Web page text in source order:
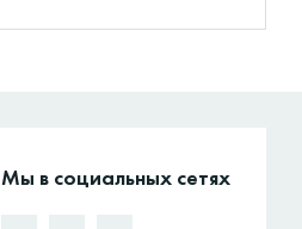
Мы в социальных сетях